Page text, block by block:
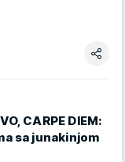
CARPE DIEM:
sa junakinjom